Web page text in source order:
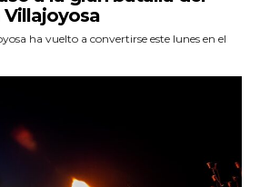
Villajoyosa
ha vuelto a convertirse este lunes en el